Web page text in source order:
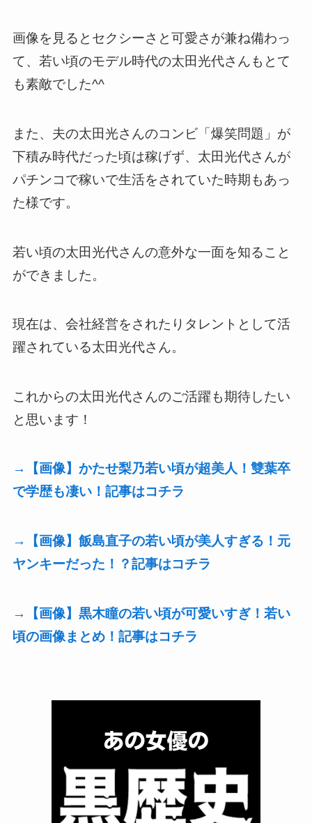
画像を見るとセクシーさと可愛さが兼ね備わっ
て、若い頃のモデル時代の太田光代さんもとて
も素敵でした^^
また、夫の太田光さんのコンビ「爆笑問題」が
下積み時代だった頃は稼げず、太田光代さんが
パチンコで稼いで生活をされていた時期もあっ
た様です。
若い頃の太田光代さんの意外な一面を知ること
ができました。
現在は、会社経営をされたりタレントとして活
躍されている太田光代さん。
これからの太田光代さんのご活躍も期待したい
と思います！
→【画像】かたせ梨乃若い頃が超美人！雙葉卒
で学歴も凄い！記事はコチラ
→【画像】飯島直子の若い頃が美人すぎる！元
ヤンキーだった！？記事はコチラ
→【画像】黒木瞳の若い頃が可愛いすぎ！若い
頃の画像まとめ！記事はコチラ